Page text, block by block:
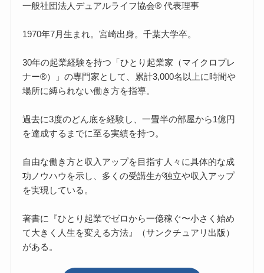
一般社団法人デュアルライフ協会® 代表理事
1970年7月生まれ。宮崎出身。千葉大学卒。
30年の起業経験を持つ「ひとり起業家（マイクロプレ
ナー®）」の専門家として、累計3,000名以上に時間や
場所に縛られない働き方を指導。
過去に3度のどん底を経験し、一畳半の部屋から1億円
を達成するまでに至る実績を持つ。
自由な働き方と収入アップを目指す人々に具体的な成
功ノウハウを示し、多くの受講生が独立や収入アップ
を実現している。
著書に『ひとり起業でゼロから一億稼ぐ〜小さく始め
て大きく人生を変える方法』（サンクチュアリ出版）
がある。